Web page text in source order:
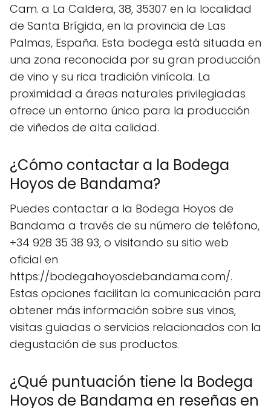
Cam. a La Caldera, 38, 35307 en la localidad
de Santa Brígida, en la provincia de Las
Palmas, España. Esta bodega está situada en
una zona reconocida por su gran producción
de vino y su rica tradición vinícola. La
proximidad a áreas naturales privilegiadas
ofrece un entorno único para la producción
de viñedos de alta calidad.
¿Cómo contactar a la Bodega
Hoyos de Bandama?
Puedes contactar a la Bodega Hoyos de
Bandama a través de su número de teléfono,
+34 928 35 38 93, o visitando su sitio web
oficial en
https://bodegahoyosdebandama.com/.
Estas opciones facilitan la comunicación para
obtener más información sobre sus vinos,
visitas guiadas o servicios relacionados con la
degustación de sus productos.
¿Qué puntuación tiene la Bodega
Hoyos de Bandama en reseñas en